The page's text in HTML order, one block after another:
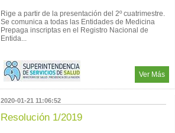
Rige a partir de la presentación del 2º cuatrimestre.
Se comunica a todas las Entidades de Medicina
Prepaga inscriptas en el Registro Nacional de
Entida...
Ver Más
2020-01-21 11:06:52
Resolución 1/2019